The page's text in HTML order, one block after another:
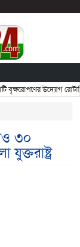
উদ্যোগ রোটারি
৩০